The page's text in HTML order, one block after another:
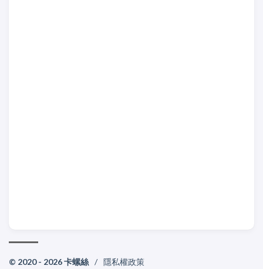
© 2020 - 2026 卡螺絲 / 隱私權政策